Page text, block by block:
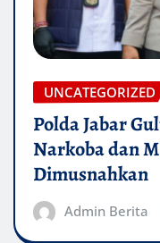
UNCATEGORIZED
Polda Jabar
Narkoba dan
Dimusnahkan
Admin Berita